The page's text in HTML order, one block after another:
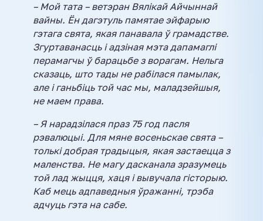
– Мой тата – ветэран Вялікай Айчыннай
вайны. Ён дагэтуль памятае эйфарыю
гэтага свята, якая панавала ў грамадстве.
Згуртаванасць і адзіная мэта дапамаглі
перамагчы ў барацьбе з ворагам. Нельга
сказаць, што тады не рабілася памылак,
але і ганьбіць той час мы, маладзейшыя,
не маем права.
– Я нарадзілася праз 75 год пасля
рэвалюцыі. Для мяне восеньскае свята –
толькі добрая традыцыя, якая застаецца з
маленства. Не магу дасканала зразумець
той лад жыцця, хаця і вывучала гісторыю.
Каб мець адпаведныя ўражанні, трэба
адчуць гэта на сабе.